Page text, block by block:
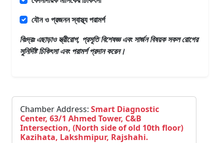
যৌন ও প্রজনন স্বাস্থ্য পরামর্শ
বিঃদ্রঃ এছাড়াওস্ত্রীরোগ, প্রসূতি বিশেষজ্ঞ এবং সার্জনবিষয়ক সকল রোগের
সুনির্দিষ্ট চিকিৎসা এবং পরামর্শ প্রদান করেন।
Chamber Address: Smart Diagnostic
Center, 63/1 Ahmed Tower, C&B
Intersection, (North side of old 10th floor)
Kazihata, Lakshmipur, Rajshahi.